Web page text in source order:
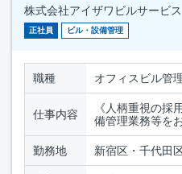
株式会社アイザワビルサービ
正社員 ビル・設備管理
職種 オフィスビル管
仕事内容
《人柄重視の採
備管理業務等を
勤務地 新宿区・千代田